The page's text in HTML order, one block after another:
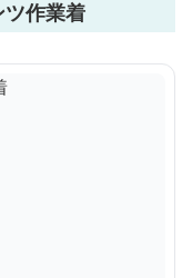
作業着